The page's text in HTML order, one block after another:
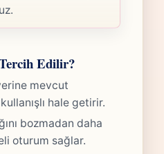
Edilir?
mevcut
hale getirir.
bozmadan daha
oturum sağlar.